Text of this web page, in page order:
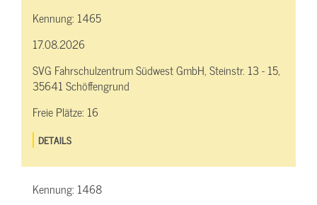
Kennung: 1465
17.08.2026
SVG Fahrschulzentrum Südwest GmbH, Steinstr. 13 - 15,
35641 Schöffengrund
Freie Plätze: 16
DETAILS
Kennung: 1468